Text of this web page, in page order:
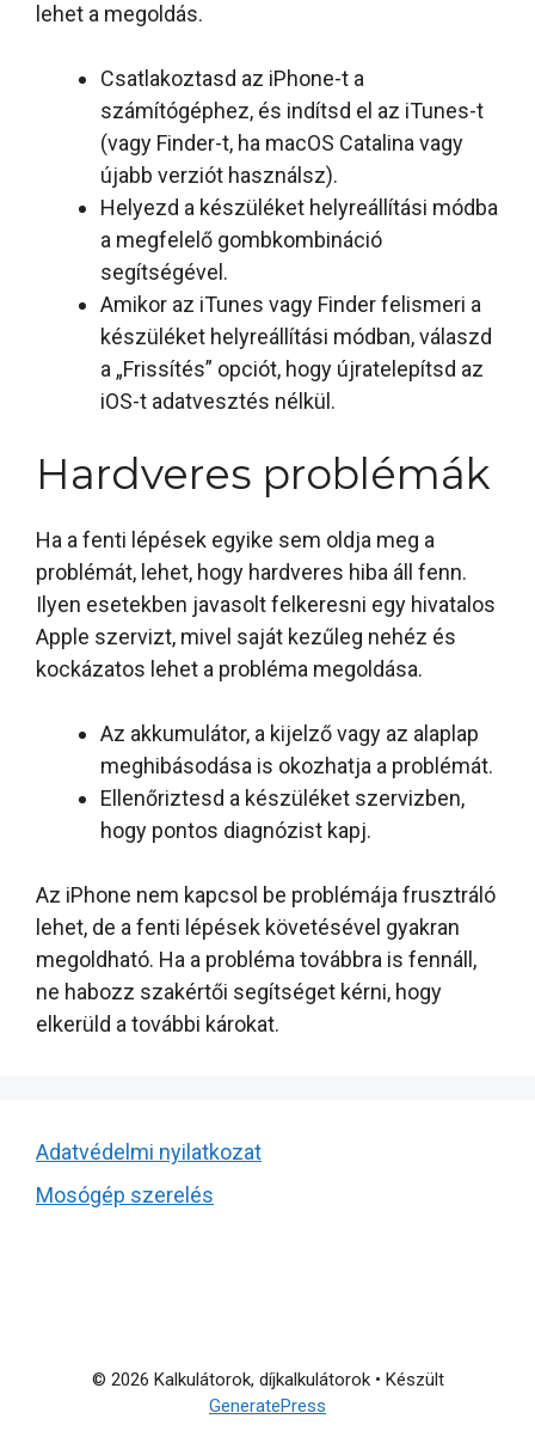
lehet a megoldás.
Csatlakoztasd az iPhone-t a
számítógéphez, és indítsd el az iTunes-t
(vagy Finder-t, ha macOS Catalina vagy
újabb verziót használsz).
Helyezd a készüléket helyreállítási módba
a megfelelő gombkombináció
segítségével.
Amikor az iTunes vagy Finder felismeri a
készüléket helyreállítási módban, válaszd
a „Frissítés” opciót, hogy újratelepítsd az
iOS-t adatvesztés nélkül.
Hardveres problémák
Ha a fenti lépések egyike sem oldja meg a
problémát, lehet, hogy hardveres hiba áll fenn.
Ilyen esetekben javasolt felkeresni egy hivatalos
Apple szervizt, mivel saját kezűleg nehéz és
kockázatos lehet a probléma megoldása.
Az akkumulátor, a kijelző vagy az alaplap
meghibásodása is okozhatja a problémát.
Ellenőriztesd a készüléket szervizben,
hogy pontos diagnózist kapj.
Az iPhone nem kapcsol be problémája frusztráló
lehet, de a fenti lépések követésével gyakran
megoldható. Ha a probléma továbbra is fennáll,
ne habozz szakértői segítséget kérni, hogy
elkerüld a további károkat.
Adatvédelmi nyilatkozat
Mosógép szerelés
© 2026 Kalkulátorok, díjkalkulátorok• Készült
GeneratePress